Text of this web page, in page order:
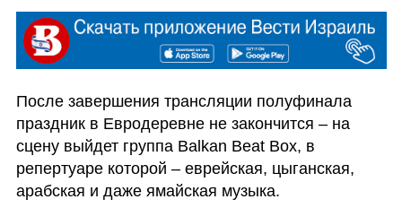
После завершения трансляции полуфинала
праздник в Евродеревне не закончится – на
сцену выйдет группа Balkan Beat Box, в
репертуаре которой – еврейская, цыганская,
арабская и даже ямайская музыка.